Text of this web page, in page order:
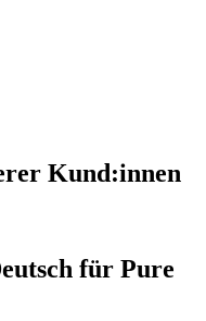
Kund:innen
für Pure